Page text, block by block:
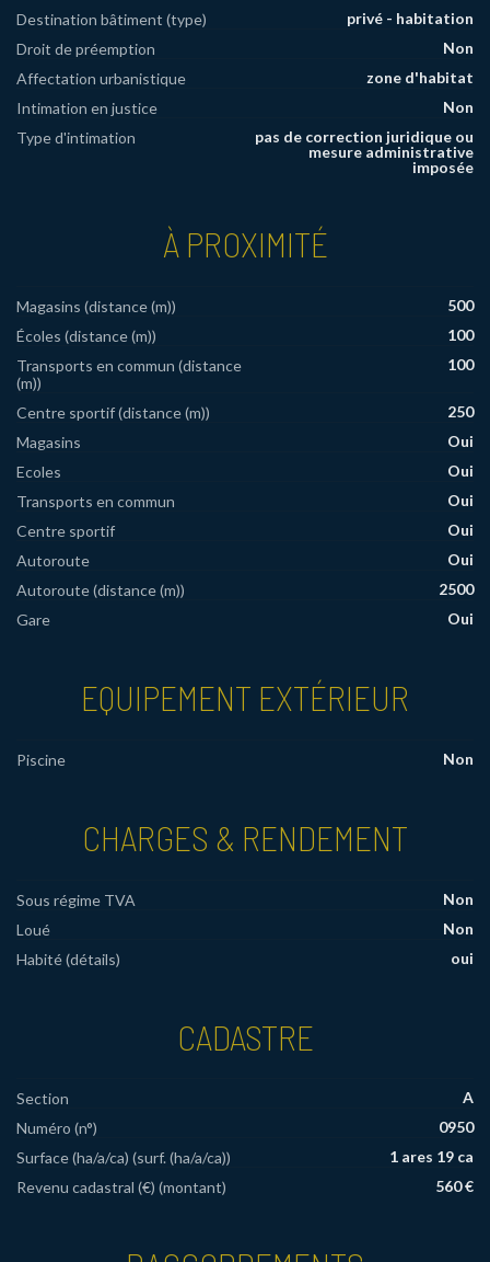
Destination bâtiment (type)
privé - habitation
Droit de préemption
Non
Affectation urbanistique
zone d'habitat
Intimation en justice
Non
Type d'intimation
pas de correction juridique ou
mesure administrative
imposée
À PROXIMITÉ
Magasins (distance (m))
500
Écoles (distance (m))
100
Transports en commun (distance
(m))
100
Centre sportif (distance (m))
250
Magasins
Oui
Ecoles
Oui
Transports en commun
Oui
Centre sportif
Oui
Autoroute
Oui
Autoroute (distance (m))
2500
Gare
Oui
EQUIPEMENT EXTÉRIEUR
Piscine Non
CHARGES & RENDEMENT
Sous régime TVA
Non
Loué
Non
Habité (détails)
oui
CADASTRE
Section
A
Numéro (n°)
0950
Surface (ha/a/ca) (surf. (ha/a/ca))
1 ares 19 ca
Revenu cadastral (€) (montant)
560 €